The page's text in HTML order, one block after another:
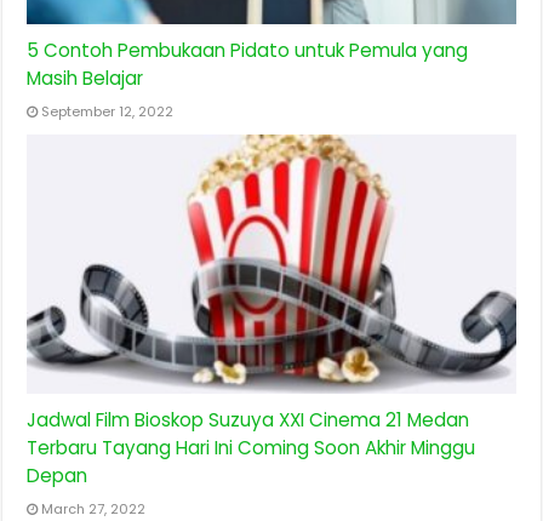
5 Contoh Pembukaan Pidato untuk Pemula yang
Masih Belajar
September 12, 2022
Jadwal Film Bioskop Suzuya XXI Cinema 21 Medan
Terbaru Tayang Hari Ini Coming Soon Akhir Minggu
Depan
March 27, 2022